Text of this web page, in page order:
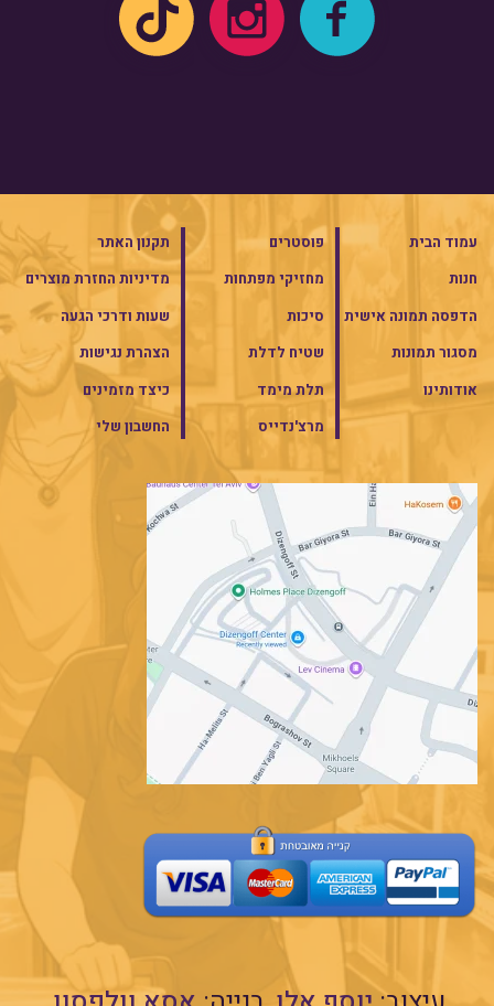
עמוד הבית
חנות
הדפסה תמונה אישית
מסגור תמונות
אודותינו
פוסטרים
מחזיקי מפתחות
סיכות
שטיח לדלת
תלת מימד
מרצ'נדייס
תקנון האתר
מדיניות החזרת מוצרים
שעות ודרכי הגעה
הצהרת נגישות
כיצד מזמינים
החשבון שלי